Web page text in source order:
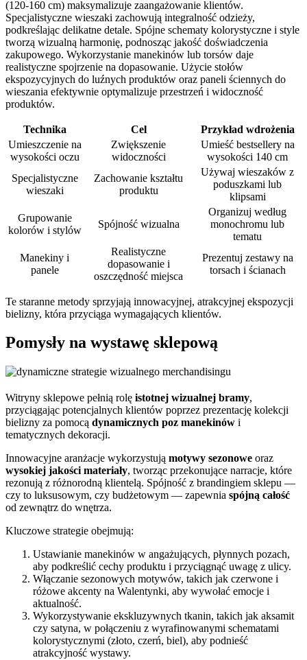
(120-160 cm) maksymalizuje zaangażowanie klientów.
Specjalistyczne wieszaki zachowują integralność odzieży,
podkreślając delikatne detale. Spójne schematy kolorystyczne i style
tworzą wizualną harmonię, podnosząc jakość doświadczenia
zakupowego. Wykorzystanie manekinów lub torsów daje
realistyczne spojrzenie na dopasowanie. Użycie stołów
ekspozycyjnych do luźnych produktów oraz paneli ściennych do
wieszania efektywnie optymalizuje przestrzeń i widoczność
produktów.
Technika Cel
Przykład wdrożenia
Umieszczenie na
wysokości oczu
Zwiększenie
widoczności
Umieść bestsellery na
wysokości 140 cm
Specjalistyczne
wieszaki
Zachowanie kształtu
produktu
Używaj wieszaków z
poduszkami lub
klipsami
Grupowanie
kolorów i stylów
Spójność wizualna
Organizuj według
monochromu lub
tematu
Manekiny i
panele
Realistyczne
dopasowanie i
oszczędność miejsca
Prezentuj zestawy na
torsach i ścianach
Te staranne metody sprzyjają innowacyjnej, atrakcyjnej ekspozycji
bielizny, która przyciąga wymagających klientów.
Pomysły na wystawę sklepową
Witryny sklepowe pełnią rolę istotnej wizualnej bramy,
przyciągając potencjalnych klientów poprzez prezentację kolekcji
bielizny za pomocą dynamicznych poz manekinów i
tematycznych dekoracji.
Innowacyjne aranżacje wykorzystują motywy sezonowe oraz
wysokiej jakości materiały, tworząc przekonujące narracje, które
rezonują z różnorodną klientelą. Spójność z brandingiem sklepu —
czy to luksusowym, czy budżetowym — zapewnia spójną całość
od zewnątrz do wnętrza.
Kluczowe strategie obejmują:
Ustawianie manekinów w angażujących, płynnych pozach,
aby podkreślić cechy produktu i przyciągnąć uwagę z ulicy.
Włączanie sezonowych motywów, takich jak czerwone i
różowe akcenty na Walentynki, aby wywołać emocje i
aktualność.
Wykorzystywanie ekskluzywnych tkanin, takich jak aksamit
czy satyna, w połączeniu z wyrafinowanymi schematami
kolorystycznymi (złoto, czerń, biel), aby podnieść
atrakcyjność wystawy.